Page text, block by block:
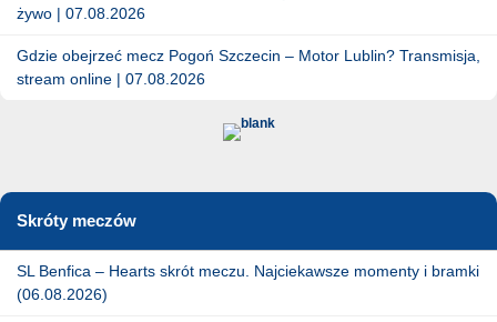
żywo | 07.08.2026
Gdzie obejrzeć mecz Pogoń Szczecin – Motor Lublin? Transmisja,
stream online | 07.08.2026
Skróty meczów
SL Benfica – Hearts skrót meczu. Najciekawsze momenty i bramki
(06.08.2026)